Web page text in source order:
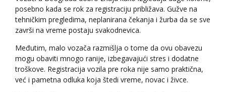
posebno kada se rok za registraciju približava. Gužve na
tehničkim pregledima, neplanirana čekanja i žurba da se sve
završi na vreme postaju svakodnevica.
Međutim, malo vozača razmišlja o tome da ovu obavezu
mogu obaviti mnogo ranije, izbegavajući stres i dodatne
troškove. Registracija vozila pre roka nije samo praktična,
već i pametna odluka koja štedi vreme, novac i živce.